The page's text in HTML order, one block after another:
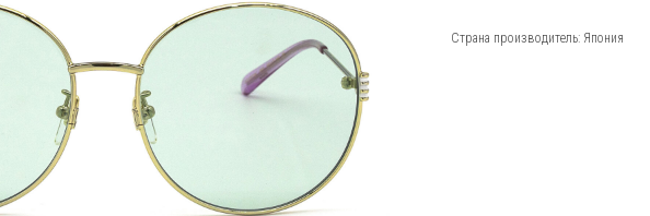
Страна производитель: Япония